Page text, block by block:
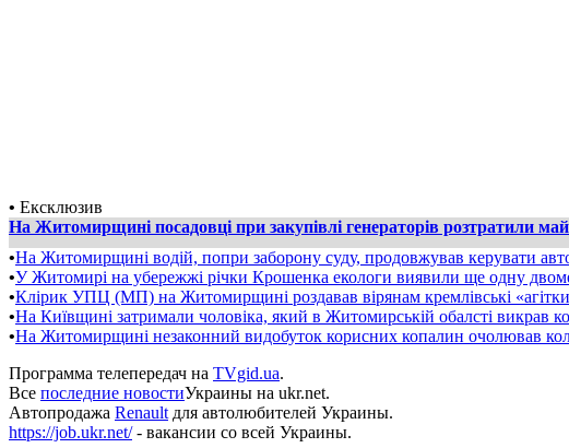
• Ексклюзив
На Житомирщині посадовці при закупівлі генераторів розтратили
•На Житомирщині водій, попри заборону суду, продовжував керувати
•У Житомирі на убережжі річки Крошенка екологи виявили ще одну
•Клірик УПЦ (МП) на Житомирщині роздавав вірянам кремлівські
•На Київщині затримали чоловіка, який в Житомирській обалсті викрав
•На Житомирщині незаконний видобуток корисних копалин очолював
Программа телепередач на TVgid.ua.
Все последние новостиУкраины на ukr.net.
Автопродажа Renault для автолюбителей Украины.
https://job.ukr.net/- вакансии со всей Украины.